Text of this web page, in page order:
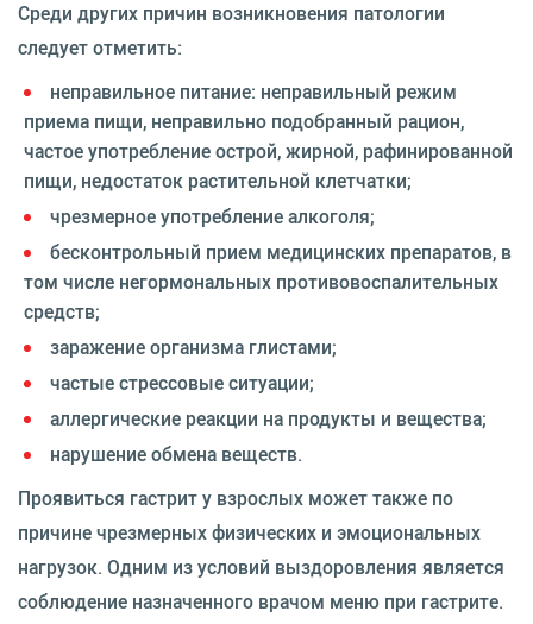
Среди других причин возникновения патологии
следует отметить:
неправильное питание: неправильный режим
приема пищи, неправильно подобранный рацион,
частое употребление острой, жирной, рафинированной
пищи, недостаток растительной клетчатки;
чрезмерное употребление алкоголя;
бесконтрольный прием медицинских препаратов, в
том числе негормональных противовоспалительных
средств;
заражение организма глистами;
частые стрессовые ситуации;
аллергические реакции на продукты и вещества;
нарушение обмена веществ.
Проявиться гастрит у взрослых может также по
причине чрезмерных физических и эмоциональных
нагрузок. Одним из условий выздоровления является
соблюдение назначенного врачом меню при гастрите.